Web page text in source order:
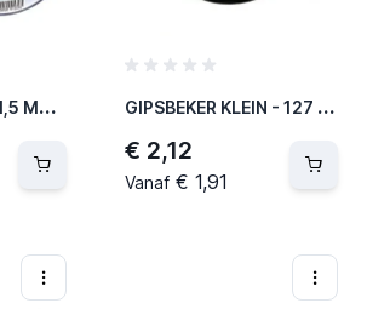
M
ETSERSKOORD 1,5 MM X 50 M - NYLON - FLUO GEEL (5 PER OVERDOOS) G
IPSBEKER KLEIN - 127 X 95 MM - RUBBER (300 PER OVERDOOS)
€ 2,12
Vanaf € 1,91